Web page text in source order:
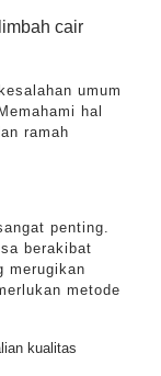
cair
umum
hal
ramah
penting.
berakibat
merugikan
metode
kualitas